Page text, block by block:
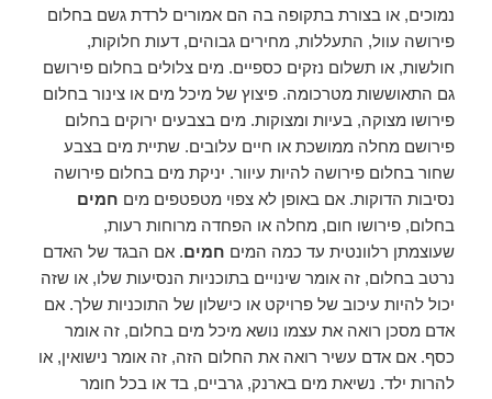
נמוכים, או בצורת בתקופה בה הם אמורים לרדת גשם בחלום
פירושה עוול, התעללות, מחירים גבוהים, דעות חלוקות,
חולשות, או תשלום נזקים כספיים. מים צלולים בחלום פירושם
גם התאוששות מטרכומה. פיצוץ של מיכל מים או צינור בחלום
פירושו מצוקה, בעיות ומצוקות. מים בצבעים ירוקים בחלום
פירושם מחלה ממושכת או חיים עלובים. שתיית מים בצבע
שחור בחלום פירושה להיות עיוור. יניקת מים בחלום פירושה
נסיבות הדוקות. אם באופן לא צפוי מטפטפים מים חמים
בחלום, פירושו חום, מחלה או הפחדה מרוחות רעות,
שעוצמתן רלוונטית עד כמה המים חמים. אם הבגד של האדם
נרטב בחלום, זה אומר שינויים בתוכניות הנסיעות שלו, או שזה
יכול להיות עיכוב של פרויקט או כישלון של התוכניות שלך. אם
אדם מסכן רואה את עצמו נושא מיכל מים בחלום, זה אומר
כסף. אם אדם עשיר רואה את החלום הזה, זה אומר נישואין, או
להרות ילד. נשיאת מים בארנק, גרביים, בד או בכל חומר